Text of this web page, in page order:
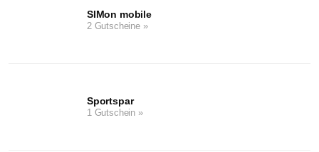
SIMon mobile
2 Gutscheine »
Sportspar
1 Gutschein »